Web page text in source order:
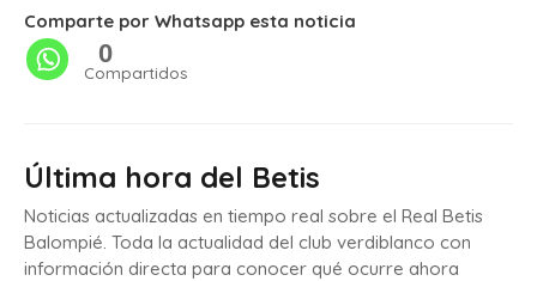
Comparte por Whatsapp esta noticia
0
Compartidos
Última hora del Betis
Noticias actualizadas en tiempo real sobre el Real Betis
Balompié. Toda la actualidad del club verdiblanco con
información directa para conocer qué ocurre ahora